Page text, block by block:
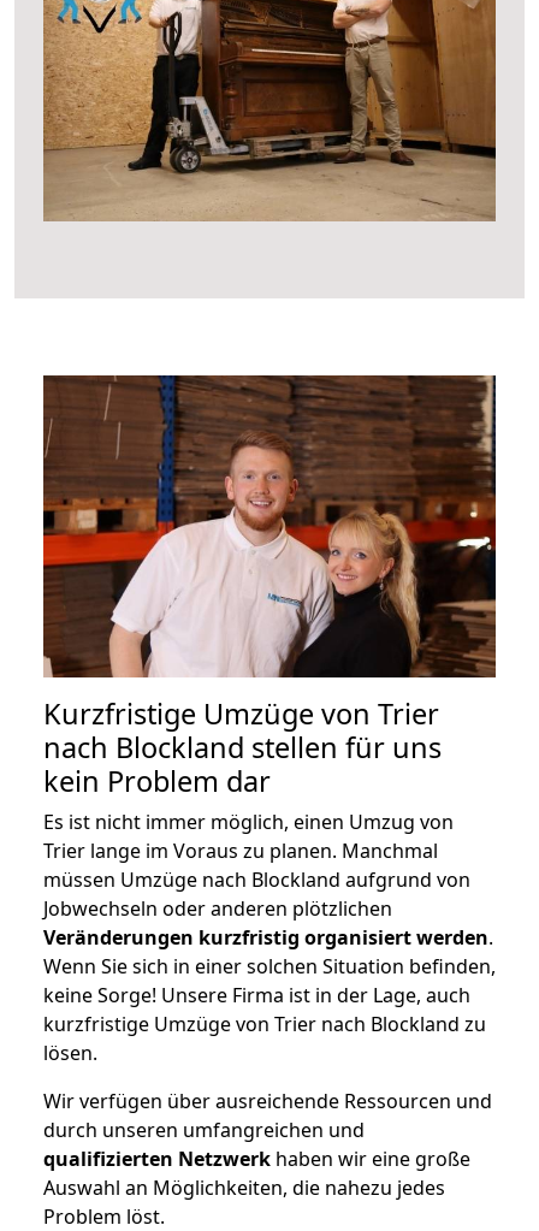
Kurzfristige Umzüge von Trier
nach Blockland stellen für uns
kein Problem dar
Es ist nicht immer möglich, einen Umzug von
Trier lange im Voraus zu planen. Manchmal
müssen Umzüge nach Blockland aufgrund von
Jobwechseln oder anderen plötzlichen
Veränderungen kurzfristig organisiert werden.
Wenn Sie sich in einer solchen Situation befinden,
keine Sorge! Unsere Firma ist in der Lage, auch
kurzfristige Umzüge von Trier nach Blockland zu
lösen.
Wir verfügen über ausreichende Ressourcen und
durch unseren umfangreichen und
qualifizierten Netzwerk haben wir eine große
Auswahl an Möglichkeiten, die nahezu jedes
Problem löst.